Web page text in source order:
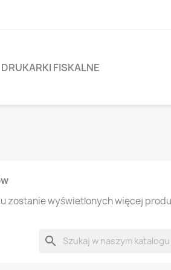
DRUKARKI FISKALNE
zostanie wyświetlonych więcej
search